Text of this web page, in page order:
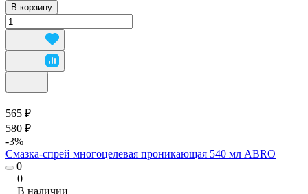
В корзину
565 ₽
580 ₽
-3%
Смазка-спрей многоцелевая проникающая 540 мл ABRO
0
0
В наличии